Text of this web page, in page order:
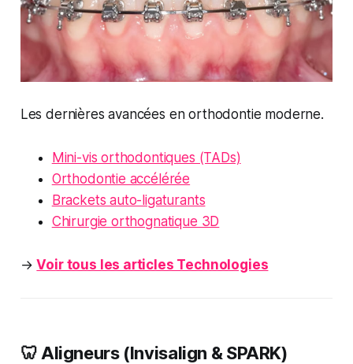
Les dernières avancées en orthodontie moderne.
Mini-vis orthodontiques (TADs)
Orthodontie accélérée
Brackets auto-ligaturants
Chirurgie orthognatique 3D
→Voir tous les articles Technologies
🦷 Aligneurs (Invisalign & SPARK)